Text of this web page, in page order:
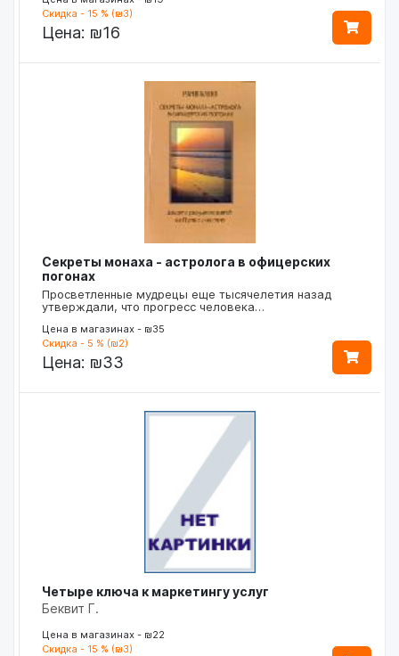
Скидка - 15 % (₪3)
Цена: ₪16
Секреты монаха - астролога в офицерских
погонах
Просветленные мудрецы еще тысячелетия назад
утверждали, что прогресс человека…
Цена в магазинах - ₪35
Скидка - 5 % (₪2)
Цена: ₪33
Четыре ключа к маркетингу услуг
Беквит Г.
Цена в магазинах - ₪22
Скидка - 15 % (₪3)